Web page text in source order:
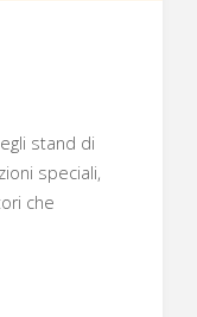
stand di
speciali,
che